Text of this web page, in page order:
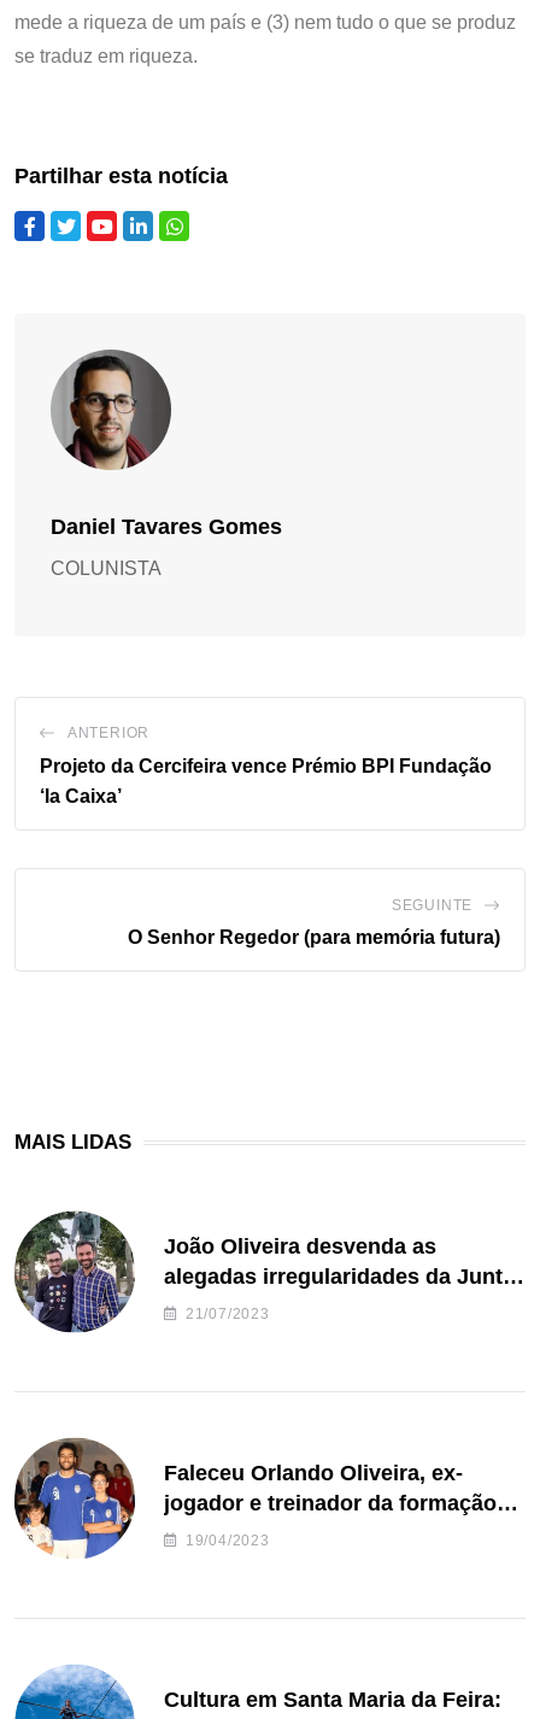
mede a riqueza de um país e (3) nem tudo o que se produz
se traduz em riqueza.
Partilhar esta notícia
Daniel Tavares Gomes
COLUNISTA
ANTERIOR
Projeto da Cercifeira vence Prémio BPI Fundação
‘la Caixa’
SEGUINTE
O Senhor Regedor (para memória futura)
MAIS LIDAS
João Oliveira desvenda as
alegadas irregularidades da Junta
de Freguesia S. João de Ver
21/07/2023
Faleceu Orlando Oliveira, ex-
jogador e treinador da formação
de andebol do Feirense
19/04/2023
Cultura em Santa Maria da Feira: